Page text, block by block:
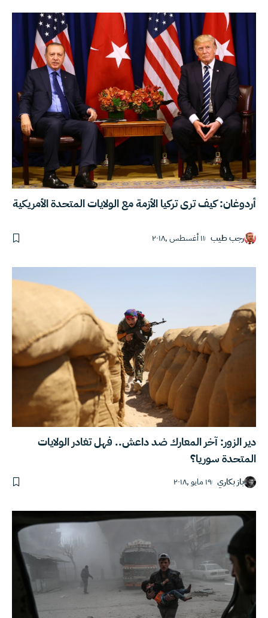
أردوغان: كيف ترى تركيا الأزمة مع الولايات المتحدة الأمريكية
رجب طيب ١١ أغسطس ,٢٠١٨
دير الزور: آخر المعارك ضد داعش.. فهل تغادر الولايات
المتحدة سوريا؟
باز بكاري ١٩ مايو ,٢٠١٨